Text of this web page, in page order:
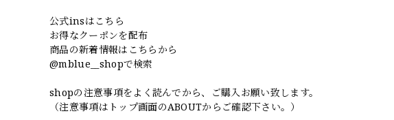
公式insはこちら
お得なクーポンを配布
商品の新着情報はこちらから
@mblue__shopで検索
shopの注意事項をよく読んでから、ご購入お願い致します。
（注意事項はトップ画面のABOUTからご確認下さい。）